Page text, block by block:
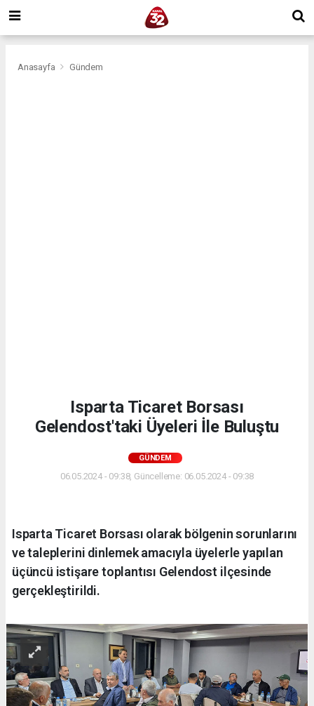
Anasayfa Gündem
Isparta Ticaret Borsası
Gelendost'taki Üyeleri İle Buluştu
GÜNDEM
06.05.2024 - 09:38, Güncelleme: 06.05.2024 - 09:38
Isparta Ticaret Borsası olarak bölgenin sorunlarını
ve taleplerini dinlemek amacıyla üyelerle yapılan
üçüncü istişare toplantısı Gelendost ilçesinde
gerçekleştirildi.